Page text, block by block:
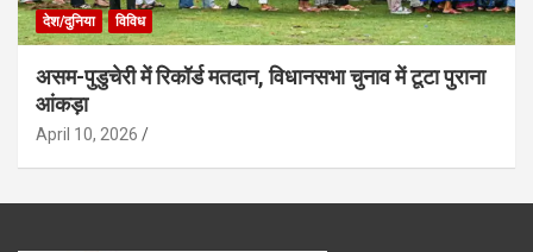
देश/दुनिया विविध
असम-पुडुचेरी में रिकॉर्ड मतदान, विधानसभा चुनाव में टूटा पुराना
आंकड़ा
April 10, 2026